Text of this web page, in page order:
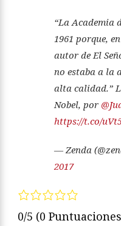
“La Academia
1961 porque,
autor de El
no estaba a la
alta calidad.”
Nobel, por
https://t.co/
— Zenda
2017
0/5 (0